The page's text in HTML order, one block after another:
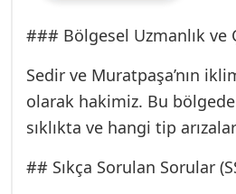
### Bölgesel Uzmanlık ve
Sedir ve Muratpaşa’nın
olarak hakimiz. Bu
sıklıkta ve hangi tip
hizmet kalitemizi ülke
## Sıkça Sorulan Sorular